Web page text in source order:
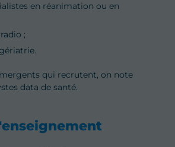
en réanimation ou en
;
qui recrutent, on note
data de santé.